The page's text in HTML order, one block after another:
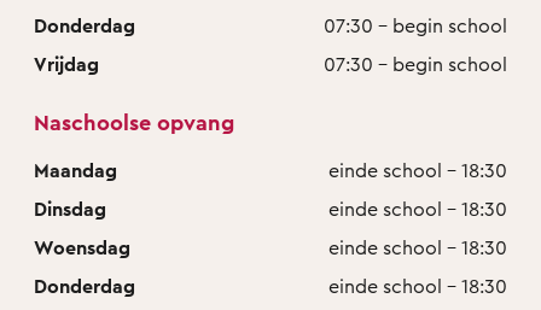
Donderdag
07:30 - begin school
Vrijdag
07:30 - begin school
Naschoolse opvang
Maandag
einde school - 18:30
Dinsdag
einde school - 18:30
Woensdag
einde school - 18:30
Donderdag
einde school - 18:30